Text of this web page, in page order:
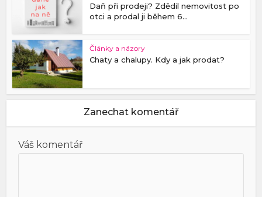
Daň při prodeji? Zdědil nemovitost po
otci a prodal ji během 6...
Články a názory
Chaty a chalupy. Kdy a jak prodat?
Zanechat komentář
Váš komentář